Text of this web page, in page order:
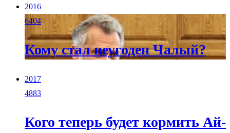
2016
6404
Кому стал неугоден Чалый?
2017
4883
Кого теперь будет кормить Ай-